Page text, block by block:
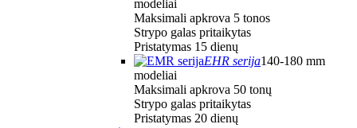
modeliai
Maksimali apkrova 5 tonos
Strypo galas pritaikytas
Pristatymas 15 dienų
EHR serija140-180 mm
modeliai
Maksimali apkrova 50 tonų
Strypo galas pritaikytas
Pristatymas 20 dienų